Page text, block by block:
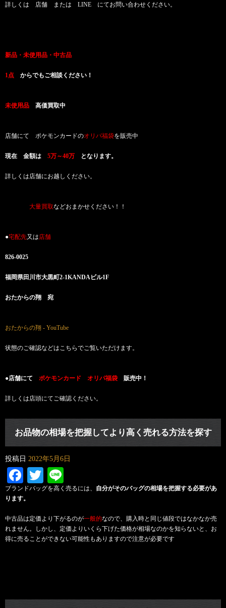
詳しくは 店舗 または LINE にてお問い合わせください。
新品・未使用品・中古品
1点 からでもご相談ください！
未使用品 高価買取中
店舗にて ポケモンカードのオリパ福袋を販売中
現在 金額は 5万～40万 となります。
詳しくは店舗にお越しください。
大量買取などおまかせください！！
●宅配先又は店舗
826-0025
福岡県田川市大黒町2-1KANDAビル1F
おたからの翔 宛
おたからの翔 - YouTube
状態のご確認などはこちらでご覧いただけます。
●店舗にて ポケモンカード オリパ福袋 販売中！
詳しくは店頭にてご確認ください。
お品物の相場を把握してより高く売れる方法を探す
投稿日 2022年5月6日
Facebook
Twitter
ブランドバッグを高く売るには、 自分がそのバッグの相場を把握する必要があ
ります。
中古品は定価より下がるのが一般的なので、購入時と同じ値段ではなかなか売
れません。しかし、定価よりいくら下げた価格が相場なのかを知らないと、お
得に売ることができない可能性もありますので注意が必要です